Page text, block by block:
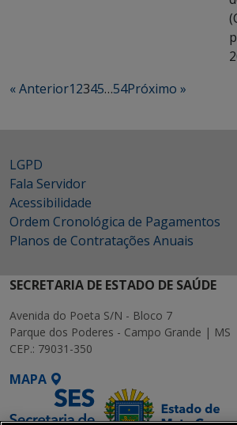
« Anterior12345…54Próximo »
LGPD
Fala Servidor
Acessibilidade
Ordem Cronológica de Pagamentos
Planos de Contratações Anuais
SECRETARIA DE ESTADO DE SAÚDE
Avenida do Poeta S/N - Bloco 7
Parque dos Poderes - Campo Grande | MS
CEP.: 79031-350
MAPA